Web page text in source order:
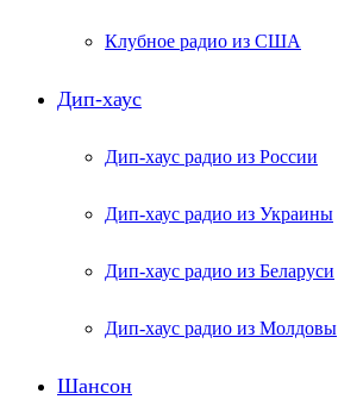
Клубное радио из США
Дип-хаус
Дип-хаус радио из России
Дип-хаус радио из Украины
Дип-хаус радио из Беларуси
Дип-хаус радио из Молдовы
Шансон